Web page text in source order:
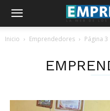
Inicio Emprendedores Página 3